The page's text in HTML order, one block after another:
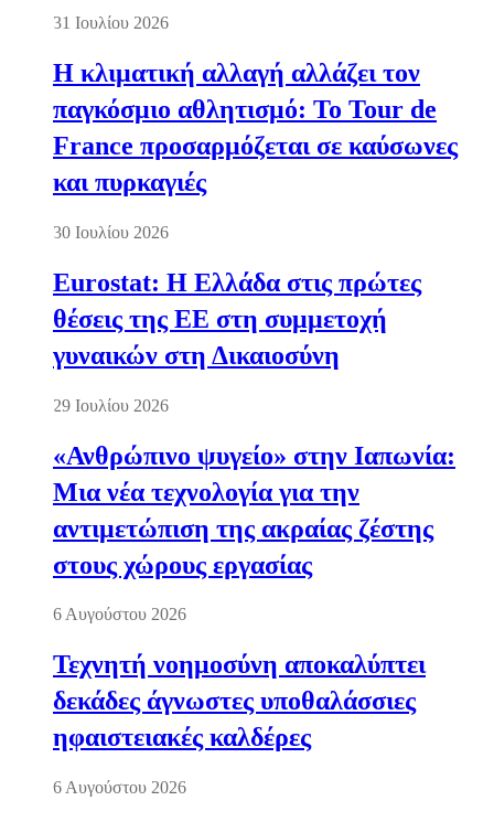
31 Ιουλίου 2026
Η κλιματική αλλαγή αλλάζει τον
παγκόσμιο αθλητισμό: Το Tour de
France προσαρμόζεται σε καύσωνες
και πυρκαγιές
30 Ιουλίου 2026
Eurostat: Η Ελλάδα στις πρώτες
θέσεις της ΕΕ στη συμμετοχή
γυναικών στη Δικαιοσύνη
29 Ιουλίου 2026
«Ανθρώπινο ψυγείο» στην Ιαπωνία:
Μια νέα τεχνολογία για την
αντιμετώπιση της ακραίας ζέστης
στους χώρους εργασίας
6 Αυγούστου 2026
Τεχνητή νοημοσύνη αποκαλύπτει
δεκάδες άγνωστες υποθαλάσσιες
ηφαιστειακές καλδέρες
6 Αυγούστου 2026